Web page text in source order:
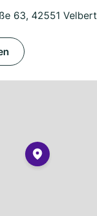
63, 42551 Velbert